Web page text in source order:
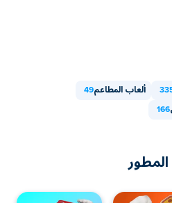
ألعاب المطاعم49
166